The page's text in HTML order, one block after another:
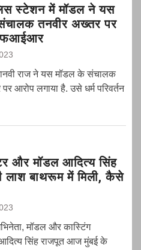
स्टेशन में मॉडल ने यस
तनवीर अख्तर पर
राज ने यस मॉडल के संचालक
आरोप लगाया है. उसे धर्म परिवर्तन
और मॉडल आदित्य सिंह
लाश बाथरूम में मिली, कैसे
मॉडल और कास्टिंग
सिंह राजपूत आज मुंबई के